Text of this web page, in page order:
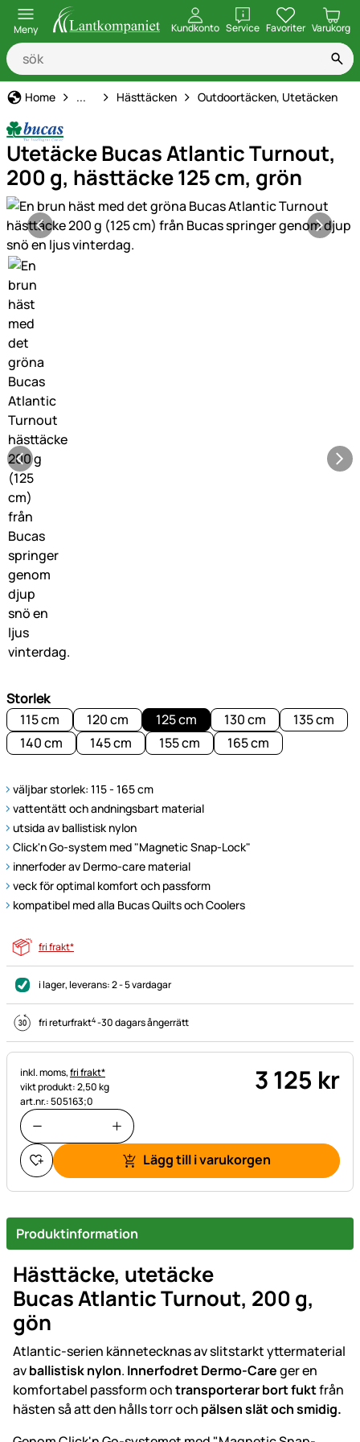
Meny Kundkonto ServiceöppnaFavoriter Varukorg
Home Hästhållning
... Hästtäcken Outdoortäcken, Utetäcken
Utetäcke Bucas Atlantic Turnout,
200 g, hästtäcke 125 cm, grön
Produktgaleri
Storlek
115 cm
120 cm 125 cm 130 cm
135 cm
140 cm
145 cm 155 cm 165 cm
väljbar storlek: 115 - 165 cm
vattentätt och andningsbart material
utsida av ballistisk nylon
Click'n Go-system med "Magnetic Snap-Lock"
innerfoder av Dermo-care material
veck för optimal komfort och passform
kompatibel med alla Bucas Quilts och Coolers
fri frakt*
i lager, leverans:2 - 5 vardagar
fri returfrakt4-30 dagars ångerrätt
Skatteinformation:
inkl. moms,fri frakt*
vikt produkt: 2,50 kg
art.nr.: 505163;0
3 125 kr
Lägg till i varukorgen
Produktinformation
Hästtäcke, utetäcke
Bucas Atlantic Turnout, 200 g,
gön
Atlantic-serien kännetecknas av slitstarkt yttermaterial
avballistisk nylon. Innerfodret Dermo-Careger en
komfortabel passform ochtransporterar bort fuktfrån
hästen så att den hålls torr och pälsen slät och smidig.